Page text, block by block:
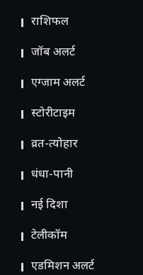
राशिफल
जॉब अलर्ट
एग्जाम अलर्ट
स्टोरीटाइम
व्रत-त्योहार
धंधा-पानी
नई दिशा
टेलीकॉम
ए​डमिशन अलर्ट